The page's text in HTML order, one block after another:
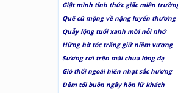
Giật mình tỉnh thức giấc miên
Quê cũ mộng về nặng luyến thương
Quẫy lộng tuổi xanh mời nỗi nhớ
Hững hờ tóc trắng giữ niềm vương
Sương rơi trên mái chua lòng dạ
Gió thổi ngoài hiên nhạt sắc hương
Đêm tối buồn ngây hồn lữ khách